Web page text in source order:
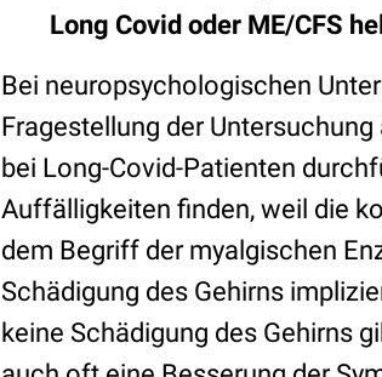
Long Covid oder ME/CFS
Bei neuropsychologischen
Fragestellung der
bei Long-Covid-Patienten
Auffälligkeiten finden, weil die
dem Begriff der myalgischen
Schädigung des Gehirns
keine Schädigung des Gehirns